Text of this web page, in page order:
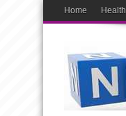
Home Health